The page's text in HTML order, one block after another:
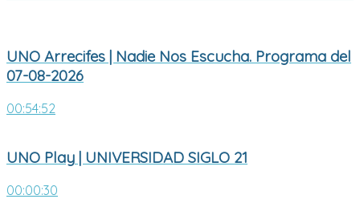
UNO Arrecifes | Nadie Nos Escucha. Programa del
07-08-2026
00:54:52
UNO Play | UNIVERSIDAD SIGLO 21
00:00:30